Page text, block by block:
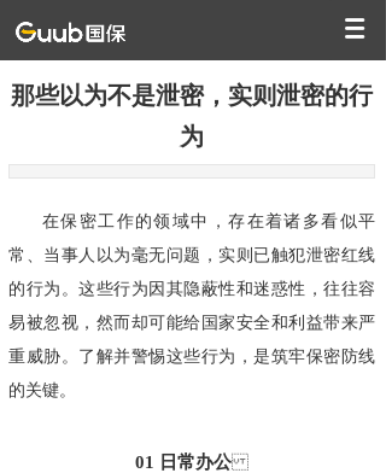
那些以为不是泄密，实则泄密的行
为​
在保密工作的领域中，存在着诸多看似平
常、当事人以为毫无问题，实则已触犯泄密红线
的行为。这些行为因其隐蔽性和迷惑性，往往容
易被忽视，然而却可能给国家安全和利益带来严
重威胁。了解并警惕这些行为，是筑牢保密防线
的关键。
01 日常办公